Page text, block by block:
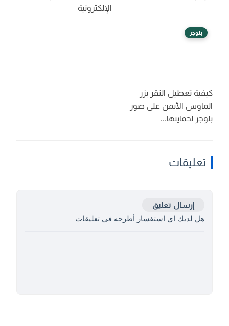
الإلكترونية
بلوجر
كيفية تعطيل النقر بزر
الماوس الأيمن على صور
بلوجر لحمايتها...
تعليقات
إرسال تعليق
هل لديك اي استفسار أطرحه في تعليقات